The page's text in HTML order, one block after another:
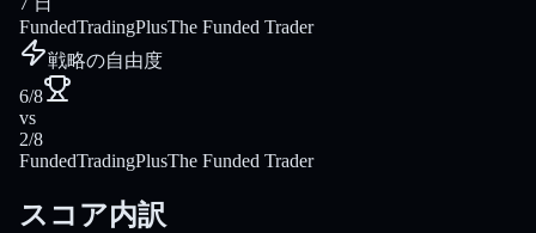
FundedTradingPlusThe Funded Trader
戦略の自由度
6/8
vs
2/8
FundedTradingPlusThe Funded Trader
スコア内訳